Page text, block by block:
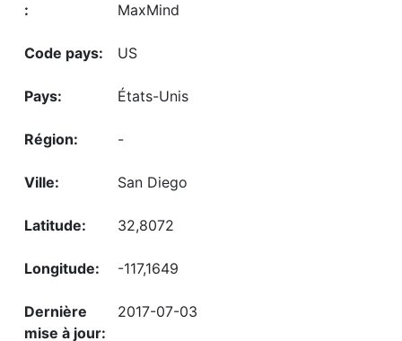
MaxMind
US
États-Unis
-
San Diego
32,8072
-117,1649
2017-07-03